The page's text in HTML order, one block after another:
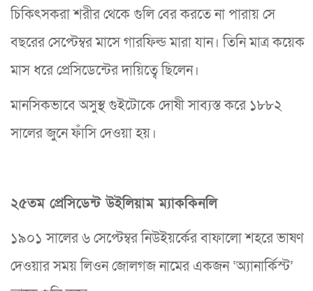
চিকিৎসকরা শরীর থেকে গুলি বের করতে না পারায় সে
বছরের সেপ্টেম্বর মাসে গারফিল্ড মারা যান। তিনি মাত্র কয়েক
মাস ধরে প্রেসিডেন্টের দায়িত্বে ছিলেন।
মানসিকভাবে অসুস্থ গুইটোকে দোষী সাব্যস্ত করে ১৮৮২
সালের জুনে ফাঁসি দেওয়া হয়।
২৫তম প্রেসিডেন্ট উইলিয়াম ম্যাককিনলি
১৯০১ সালের ৬ সেপ্টেম্বর নিউইয়র্কের বাফালো শহরে ভাষণ
দেওয়ার সময় লিওন জোলগজ নামের একজন ‘অ্যানার্কিস্ট’